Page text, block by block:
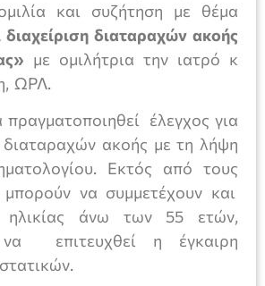
και συζήτηση με θέμα
διαταραχών ακοής
με ομιλήτρια την ιατρό κ
ΩΡΛ.
έλεγχος για
διαταραχών ακοής με τη λήψη
Εκτός από τους
μπορούν να συμμετέχουν και
ηλικίας άνω των 55 ετών,
να επιτευχθεί η έγκαιρη